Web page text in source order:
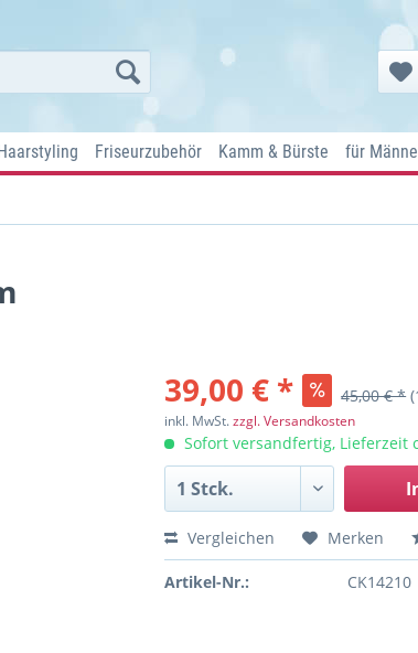
Friseurzubehör Kamm & Bürste für
39,00 € * 45,00 € *
inkl. MwSt.zzgl. Versandkosten
Sofort versandfertig, Lieferzeit
Vergleichen Merken
Artikel-Nr.: CK14210